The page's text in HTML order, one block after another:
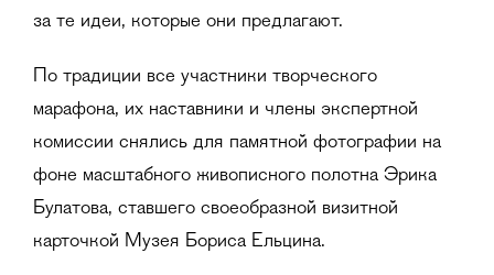
за те идеи, которые они предлагают.
По традиции все участники творческого
марафона, их наставники и члены экспертной
комиссии снялись для памятной фотографии на
фоне масштабного живописного полотна Эрика
Булатова, ставшего своеобразной визитной
карточкой Музея Бориса Ельцина.